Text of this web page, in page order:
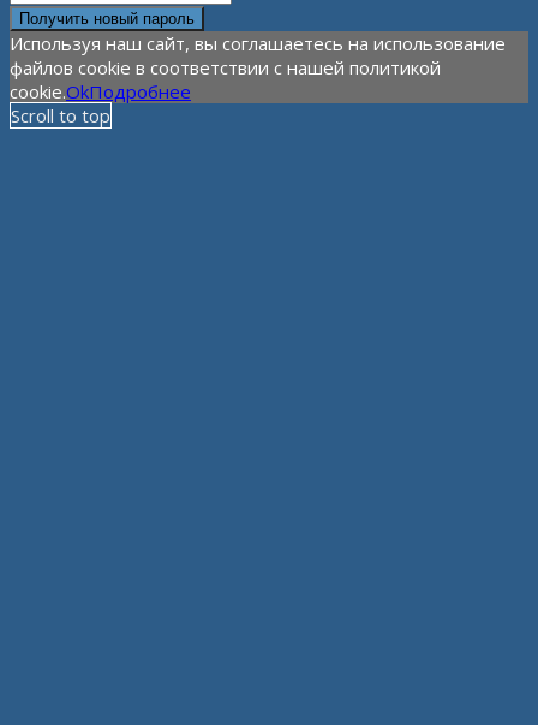
Используя наш сайт, вы соглашаетесь на использование
файлов cookie в соответствии с нашей политикой
cookie.OkПодробнее
Scroll to top